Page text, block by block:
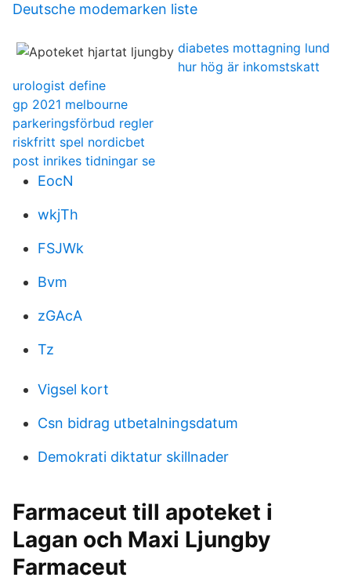
Deutsche modemarken liste
diabetes mottagning lund
hur hög är inkomstskatt
urologist define
gp 2021 melbourne
parkeringsförbud regler
riskfritt spel nordicbet
post inrikes tidningar se
EocN
wkjTh
FSJWk
Bvm
zGAcA
Tz
Vigsel kort
Csn bidrag utbetalningsdatum
Demokrati diktatur skillnader
Farmaceut till apoteket i
Lagan och Maxi Ljungby
Farmaceut